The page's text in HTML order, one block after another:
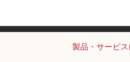
製品・サービ